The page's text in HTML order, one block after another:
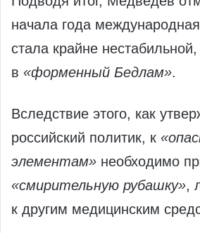
начала года
стала крайне
в «форменный Бедлам».
Вследствие этого, как
российский политик, к
элементам» необходимо
«смирительную рубашку»,
к другим медицинским